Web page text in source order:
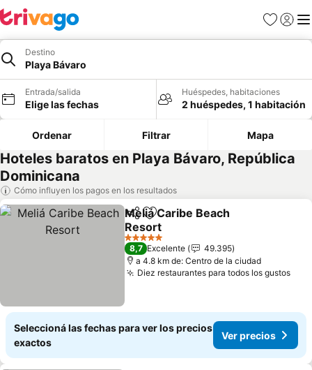
Favoritos
Iniciar
Destino
Playa Bávaro
Entrada/salida
Elige las fechas
Huéspedes, habitaciones
2 huéspedes, 1 habitación
Ordenar Filtrar Mapa
Hoteles baratos en Playa Bávaro, República
Dominicana
Cómo influyen los pagos en los resultados
CompartirAñadir a favoritos
Meliá Caribe Beach
Resort
Ver precios
5 Estrellas
8,7 Excelente
49.395
a 4.8 km de: Centro de la ciudad
Diez restaurantes para todos los gustosVer
Seleccioná las fechas para ver los precios
exactos
Ver precios